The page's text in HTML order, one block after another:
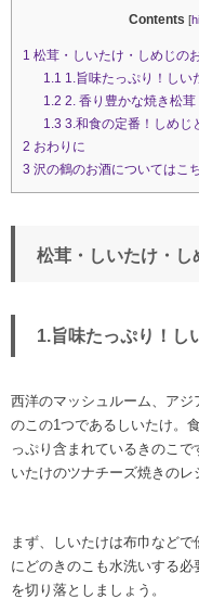
Contents [
1 松茸・しいたけ・しめじの
1.1 1.旨味たっぷり！しい
1.2 2. 香り豊かな焼き松茸
1.3 3.和食の定番！しめじ
2 おわりに
3 沢の鶴のお酒についてはこ
松茸・しいたけ・し
1.旨味たっぷり！し
西洋のマッシュルーム、アジ
のこの1つであるしいたけ。
っぷり含まれているきのこ
いたけのツナチーズ焼きのレ
まず、しいたけは布巾など
にどのきのこも水洗いする
を切り落としましょう。